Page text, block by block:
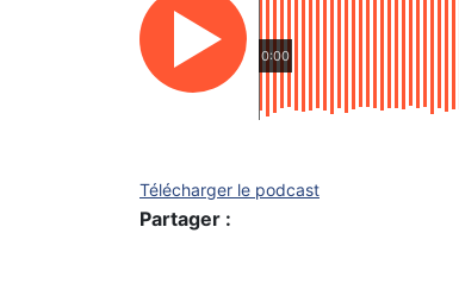
0:00
Télécharger le podcast
Partager :